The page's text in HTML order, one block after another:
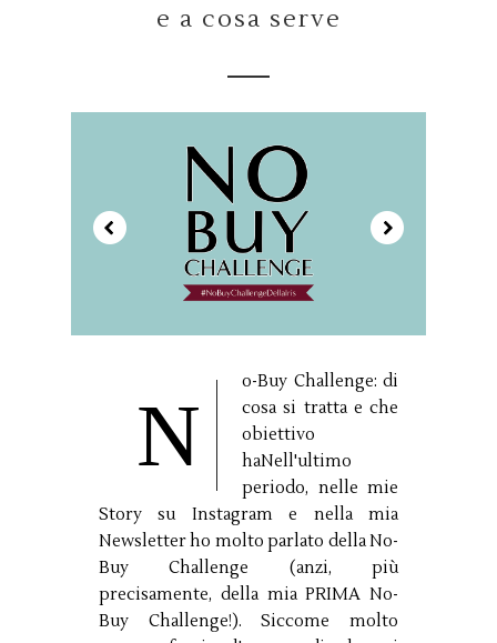
e a cosa serve
N
o-Buy Challenge: di
cosa si tratta e che
obiettivo
haNell'ultimo
periodo, nelle mie
Story su Instagram e nella mia
Newsletter ho molto parlato della No-
Buy Challenge (anzi, più
precisamente, della mia PRIMA No-
Buy Challenge!). Siccome molto